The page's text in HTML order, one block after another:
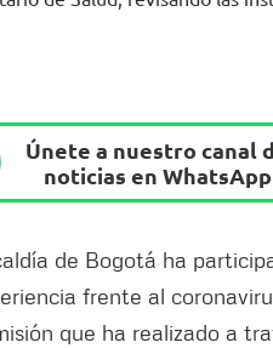
Únete a nuestro canal
noticias en WhatsApp
de Bogotá ha
frente al
que ha realizado a